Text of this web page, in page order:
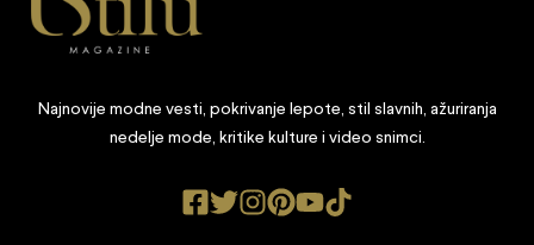
Najnovije modne vesti, pokrivanje lepote, stil slavnih, ažuriranja
nedelje mode, kritike kulture i video snimci.